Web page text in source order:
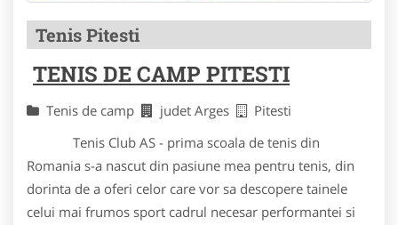
Tenis Pitesti
TENIS DE CAMP PITESTI
Tenis de camp judet Arges
Pitesti
Tenis Club AS - prima scoala de tenis din
Romania s-a nascut din pasiune mea pentru tenis, din
dorinta de a oferi celor care vor sa descopere tainele
celui mai frumos sport cadrul necesar performantei si